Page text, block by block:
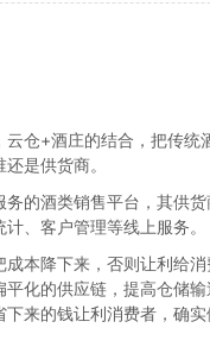
仓+酒庄的结合，把传
是供货商。
的酒类销售平台，其供
、客户管理等线上服务。
本降下来，否则让利给
化的供应链，提高仓储
来的钱让利消费者，确